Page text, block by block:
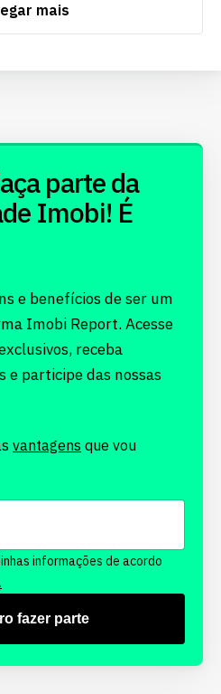
mais
parte da
Imobi! É
e benefícios de ser um
Imobi Report. Acesse
receba
e participe das nossas
vantagens que vou
informações de acordo
fazer parte